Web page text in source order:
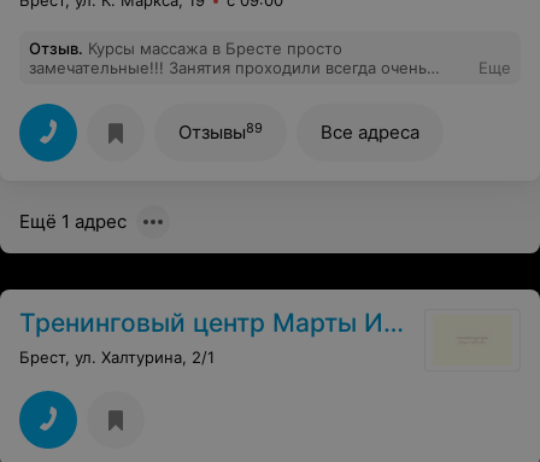
Отзыв. Курсы массажа в Бресте просто
замечательные!!! Занятия проходили всегда очень
мастер своего дела! Записывайтесь не пожалеете!
Поздравляю всю нашу группу с окончанием))) Теперь
можно пробовать себя в новой среде!
Еще
Отзывы89 Все адреса
Ещё 1 адрес
Тренинговый центр Марты Ивановой
Брест, ул. Халтурина, 2/1